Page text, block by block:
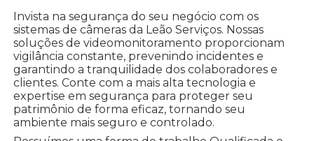
Invista na segurança do seu negócio com os
sistemas de câmeras da Leão Serviços. Nossas
soluções de videomonitoramento proporcionam
vigilância constante, prevenindo incidentes e
garantindo a tranquilidade dos colaboradores e
clientes. Conte com a mais alta tecnologia e
expertise em segurança para proteger seu
patrimônio de forma eficaz, tornando seu
ambiente mais seguro e controlado.